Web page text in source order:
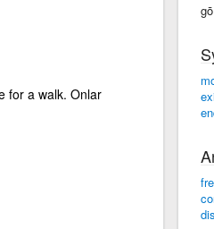
for a walk. Onlar
gō